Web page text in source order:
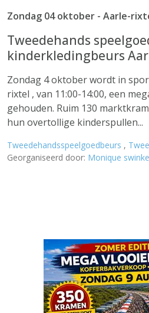
Zondag 04 oktober - Aarle-
Tweedehands
kinderkledingbeurs
Zondag 4 oktober wordt in
rixtel , van 11:00-14:00, een
gehouden. Ruim 130
hun overtollige kinderspullen...
Tweedehandsspeelgoedbeurs ,
Georganiseerd door: Monique